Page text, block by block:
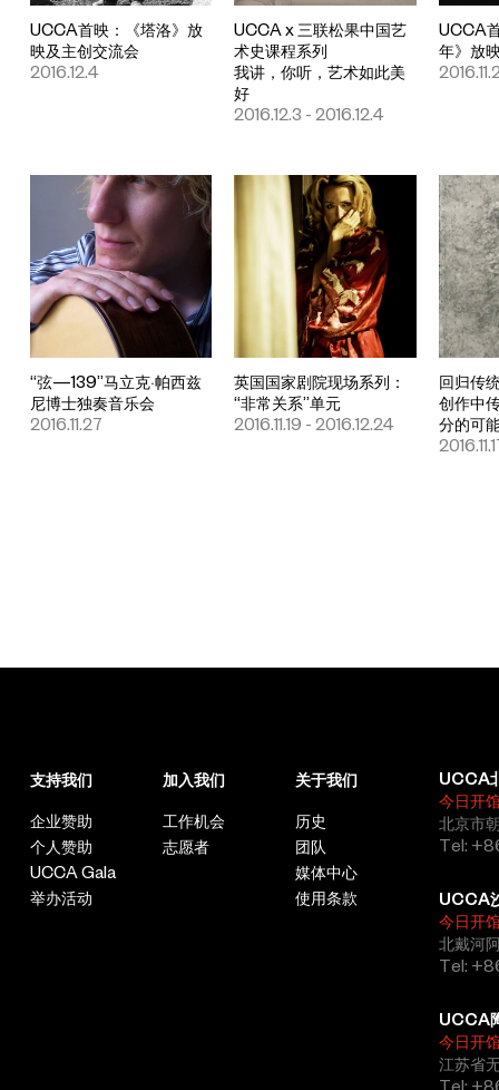
UCCA首映：《塔洛》放
映及主创交流会
2016.12.4
UCCA x 三联松果中国艺
术史课程系列
我讲，你听，艺术如此美
好
2016.12.3 - 2016.12.4
UCCA
年》放
“弦—139”马立克·帕西兹
尼博士独奏音乐会
2016.11.27
英国国家剧院现场系列：
“非常关系”单元
2016.11.19 - 2016.12.24
回归传
创作中
分的可
支持我们
企业赞助
个人赞助
UCCA Gala
举办活动
加入我们
工作机会
志愿者
关于我们
历史
团队
媒体中心
使用条款
UCCA
今日开
北京市
Tel:
UCCA
今日开
北戴河
Tel:
UCCA
今日开
江苏省
Tel: